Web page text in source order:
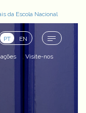
da Escola Nacional
PT EN
Visite-nos